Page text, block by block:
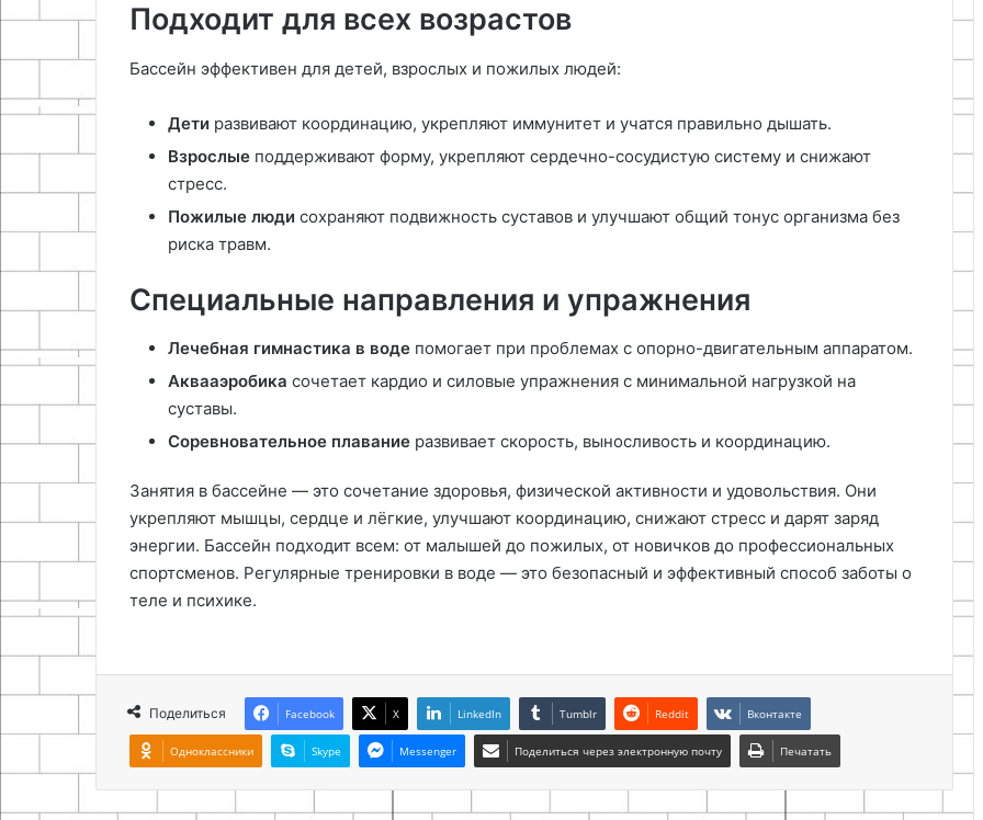
Подходит для всех возрастов
Бассейн эффективен для детей, взрослых и пожилых людей:
Дети развивают координацию, укрепляют иммунитет и учатся правильно дышать.
Взрослые поддерживают форму, укрепляют сердечно-сосудистую систему и снижают
стресс.
Пожилые люди сохраняют подвижность суставов и улучшают общий тонус организма без
риска травм.
Специальные направления и упражнения
Лечебная гимнастика в воде помогает при проблемах с опорно-двигательным аппаратом.
Аквааэробика сочетает кардио и силовые упражнения с минимальной нагрузкой на
суставы.
Соревновательное плавание развивает скорость, выносливость и координацию.
Занятия в бассейне — это сочетание здоровья, физической активности и удовольствия. Они
укрепляют мышцы, сердце и лёгкие, улучшают координацию, снижают стресс и дарят заряд
энергии. Бассейн подходит всем: от малышей до пожилых, от новичков до профессиональных
спортсменов. Регулярные тренировки в воде — это безопасный и эффективный способ заботы о
теле и психике.
Поделиться Facebook X LinkedIn Tumblr Reddit Вконтакте
Одноклассники Skype Messenger Поделиться через электронную почту Печатать